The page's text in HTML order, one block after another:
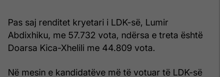
Pas saj renditet kryetari i LDK-së, Lumir
Abdixhiku, me 57.732 vota, ndërsa e treta është
Doarsa Kica-Xhelili me 44.809 vota.
Në mesin e kandidatëve më të votuar të LDK-së